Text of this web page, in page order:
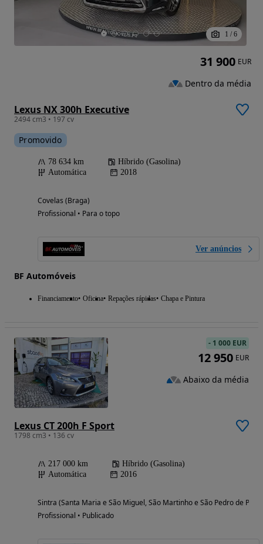
1 / 6
Lexus NX 300h Executive
2494 cm3 • 197 cv
Promovido
78 634 km
Híbrido (Gasolina)
Automática
2018
Covelas (Braga)
Profissional • Para o topo
Ver anúncios
BF Automóveis
Financiamento Oficina Repações rápidas Chapa e Pintura
31 900 EUR
Dentro da média
Lexus CT 200h F Sport
1798 cm3 • 136 cv
217 000 km
Híbrido (Gasolina)
Automática
2016
Sintra (Santa Maria e São Miguel, São Martinho e São Pedro de
Profissional • Publicado
- 1 000 EUR
12 950 EUR
Abaixo da média